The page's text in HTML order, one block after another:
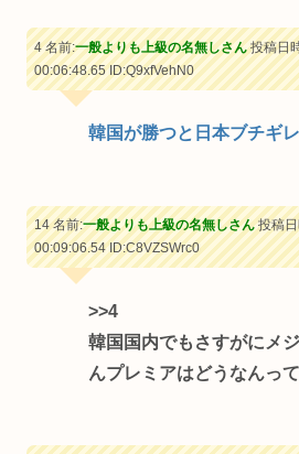
4 名前:一般よりも上級の名無しさん投稿日
00:06:48.65ID:Q9xfVehN0
韓国が勝つと日本ブチギ
14 名前:一般よりも上級の名無しさん投稿
00:09:06.54ID:C8VZSWrc0
>>4
韓国国内でもさすがにメ
んプレミアはどうなんっ